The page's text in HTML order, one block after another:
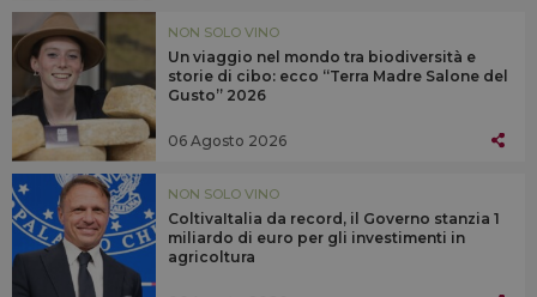
NON SOLO VINO
Un viaggio nel mondo tra biodiversità e
storie di cibo: ecco “Terra Madre Salone del
Gusto” 2026
06 Agosto 2026
NON SOLO VINO
ColtivaItalia da record, il Governo stanzia 1
miliardo di euro per gli investimenti in
agricoltura